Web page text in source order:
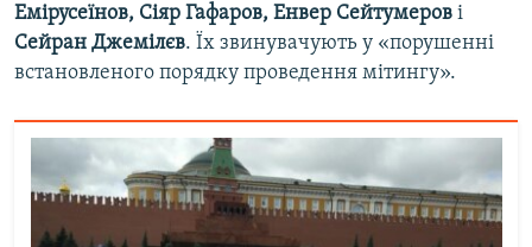
Емірусеїнов, Сіяр Гафаров, Енвер Сейтумеров і
Сейран Джемілєв. Їх звинувачують у «порушенні
встановленого порядку проведення мітингу».